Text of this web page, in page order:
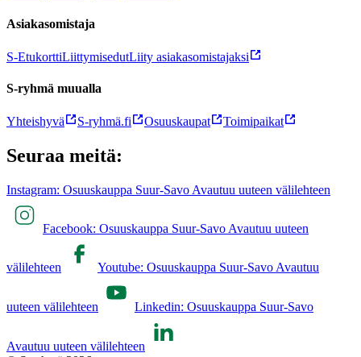
Asiakasomistaja
S-EtukorttiLiittymisedutLiity asiakasomistajaksi
S-ryhmä muualla
Yhteishyvä S-ryhmä.fi Osuuskaupat Toimipaikat
Seuraa meitä:
Instagram: Osuuskauppa Suur-Savo Avautuu uuteen välilehteen
Facebook: Osuuskauppa Suur-Savo Avautuu uuteen
välilehteen Youtube: Osuuskauppa Suur-Savo Avautuu
uuteen välilehteen Linkedin: Osuuskauppa Suur-Savo
Avautuu uuteen välilehteen